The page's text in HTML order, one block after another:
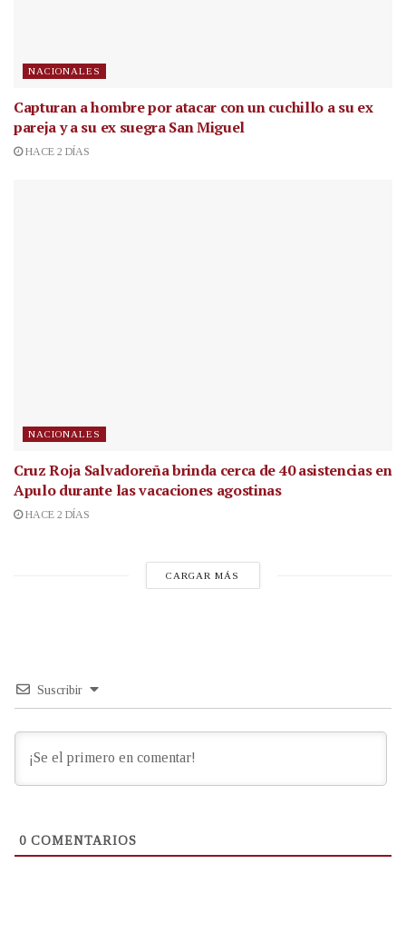
NACIONALES
Capturan a hombre por atacar con un cuchillo a su ex
pareja y a su ex suegra San Miguel
HACE 2 DÍAS
NACIONALES
Cruz Roja Salvadoreña brinda cerca de 40 asistencias en
Apulo durante las vacaciones agostinas
HACE 2 DÍAS
CARGAR MÁS
Suscribir
0 COMENTARIOS